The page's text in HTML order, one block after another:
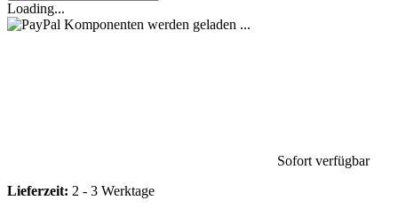
Loading...
Komponenten werden geladen ...
Sofort verfügbar
Lieferzeit: 2 - 3 Werktage